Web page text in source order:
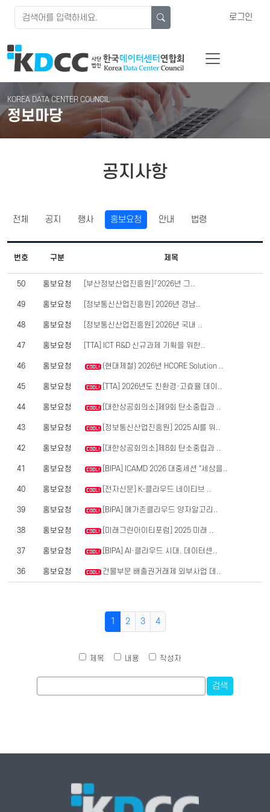
로그인
KOREA DATA CENTER COUNCIL
정보마당
공지사항
전체 공지 행사 홍보요청 안내 법령
번호 구분 제목
50 홍보요청 [부산정보산업진흥원]「2026년 그..
49 홍보요청 [정보통신산업진흥원] 2026년 경남..
48 홍보요청 [정보통신산업진흥원] 2026년 국내 ..
47 홍보요청 [TTA] ICT R&D 신규과제 기획을 위한..
46 홍보요청 (현대제철) 2026년 HCORE Solution ..
45 홍보요청 [TTA] 2026년도 친환경·고효율 데이..
44 홍보요청 [대한상공회의소]제9회 탄소중립과 ..
43 홍보요청 [정보통신산업진흥원] 2025 AI를 위..
42 홍보요청 [대한상공회의소]제8회 탄소중립과 ..
41 홍보요청 [BIPA] ICAMD 2026 대중세션 "세상을..
40 홍보요청 [전자신문] K-클라우드 네이티브 ..
39 홍보요청 [BIPA] 메가존클라우드 양자알고리..
38 홍보요청 [미래그린아이티포럼] 2025 미래 ..
37 홍보요청 [BIPA] AI·클라우드 시대, 데이터센..
36 홍보요청 건물부문 배출권거래제 외부사업 데..
1 2 3 4
제목 내용 작성자
검색